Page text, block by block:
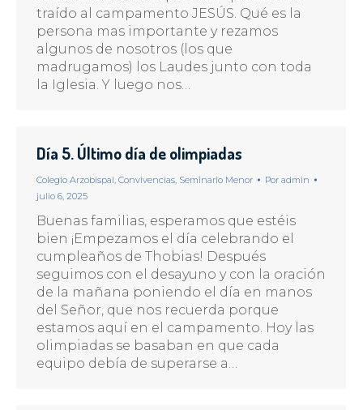
traído al campamento JESÚS. Qué es la
persona mas importante y rezamos
algunos de nosotros (los que
madrugamos) los Laudes junto con toda
la Iglesia. Y luego nos…
Día 5. Último día de olimpiadas
Colegio Arzobispal, Convivencias, Seminario Menor Por admin
julio 6, 2025
Buenas familias, esperamos que estéis
bien ¡Empezamos el día celebrando el
cumpleaños de Thobias! Después
seguimos con el desayuno y con la oración
de la mañana poniendo el día en manos
del Señor, que nos recuerda porque
estamos aquí en el campamento. Hoy las
olimpiadas se basaban en que cada
equipo debía de superarse a…